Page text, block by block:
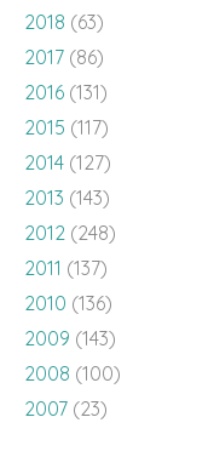
2018 (63)
2017 (86)
2016 (131)
2015 (117)
2014 (127)
2013 (143)
2012 (248)
2011 (137)
2010 (136)
2009 (143)
2008 (100)
2007 (23)